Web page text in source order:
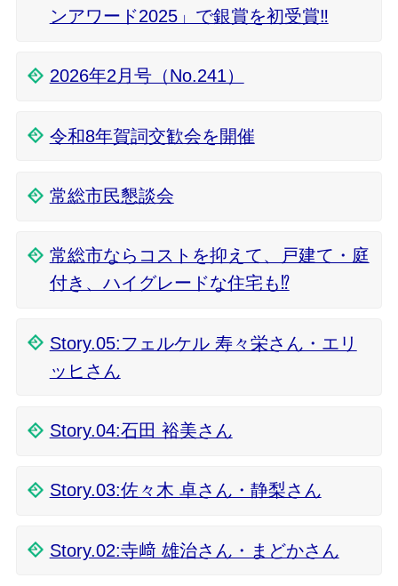
ンアワード2025」で銀賞を初受賞‼
2026年2月号（No.241）
令和8年賀詞交歓会を開催
常総市民懇談会
常総市ならコストを抑えて、戸建て・庭
付き、ハイグレードな住宅も⁉
Story.05:フェルケル 寿々栄さん・エリ
ッヒさん
Story.04:石田 裕美さん
Story.03:佐々木 卓さん・静梨さん
Story.02:寺﨑 雄治さん・まどかさん